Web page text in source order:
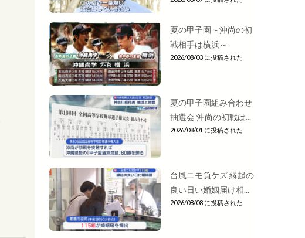
夏の甲子園～沖尚の初
戦相手は横浜～
2026/08/03 に投稿された
夏の甲子園組み合わせ
抽選会 沖尚の初戦は...
2026/08/01 に投稿された
台風ニモ負ケズ 縁起の
良い日い婚姻届け相...
2026/08/08 に投稿された